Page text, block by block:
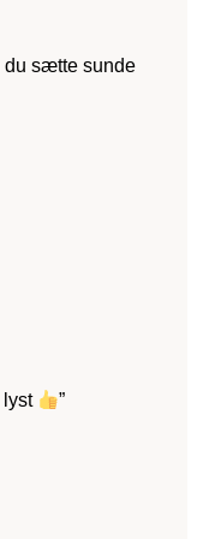
du sætte sunde
lyst ”